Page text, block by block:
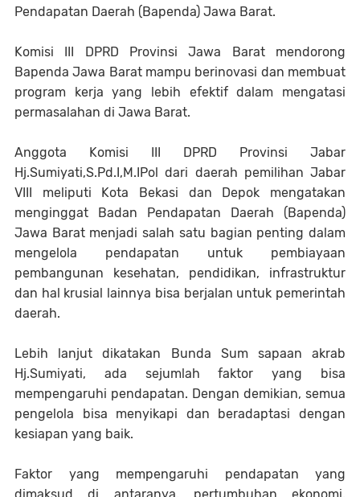
Pendapatan Daerah (Bapenda) Jawa Barat.
Komisi III DPRD Provinsi Jawa Barat mendorong
Bapenda Jawa Barat mampu berinovasi dan membuat
program kerja yang lebih efektif dalam mengatasi
permasalahan di Jawa Barat.
Anggota Komisi III DPRD Provinsi Jabar
Hj.Sumiyati,S.Pd.I,M.IPol dari daerah pemilihan Jabar
VIII meliputi Kota Bekasi dan Depok mengatakan
menginggat Badan Pendapatan Daerah (Bapenda)
Jawa Barat menjadi salah satu bagian penting dalam
mengelola pendapatan untuk pembiayaan
pembangunan kesehatan, pendidikan, infrastruktur
dan hal krusial lainnya bisa berjalan untuk pemerintah
daerah.
Lebih lanjut dikatakan Bunda Sum sapaan akrab
Hj.Sumiyati, ada sejumlah faktor yang bisa
mempengaruhi pendapatan. Dengan demikian, semua
pengelola bisa menyikapi dan beradaptasi dengan
kesiapan yang baik.
Faktor yang mempengaruhi pendapatan yang